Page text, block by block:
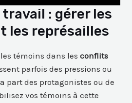
travail : gérer les
les représailles
témoins dans les conflits
parfois des pressions ou
part des protagonistes ou de
vos témoins à cette